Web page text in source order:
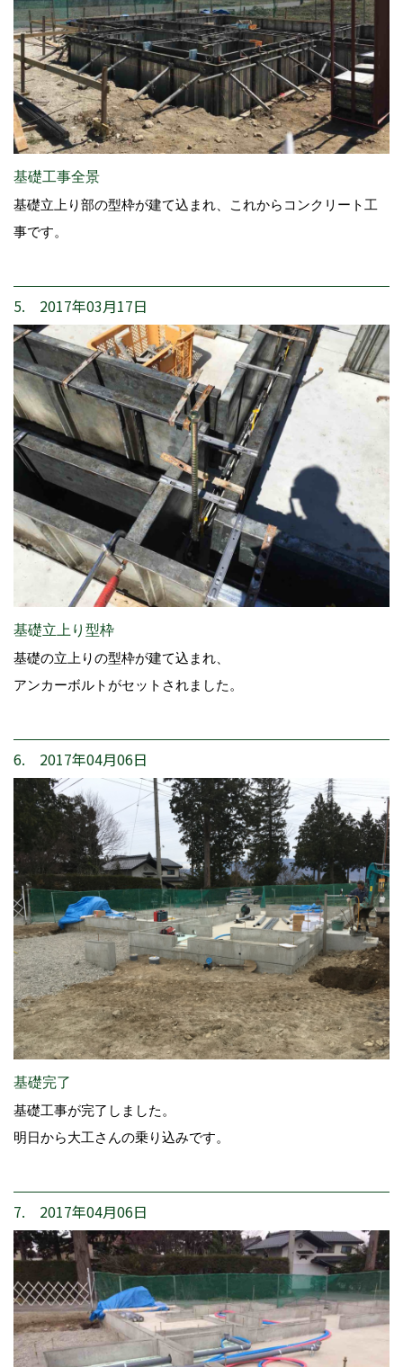
基礎工事全景
基礎立上り部の型枠が建て込まれ、これからコンクリート工
事です。
5. 2017年03月17日
基礎立上り型枠
基礎の立上りの型枠が建て込まれ、
アンカーボルトがセットされました。
6. 2017年04月06日
基礎完了
基礎工事が完了しました。
明日から大工さんの乗り込みです。
7. 2017年04月06日